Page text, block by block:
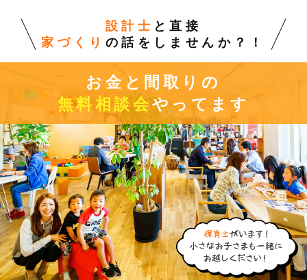
設計士 と直接
家づくり の話をしませんか？！
お金と間取りの
無料相談会やってます